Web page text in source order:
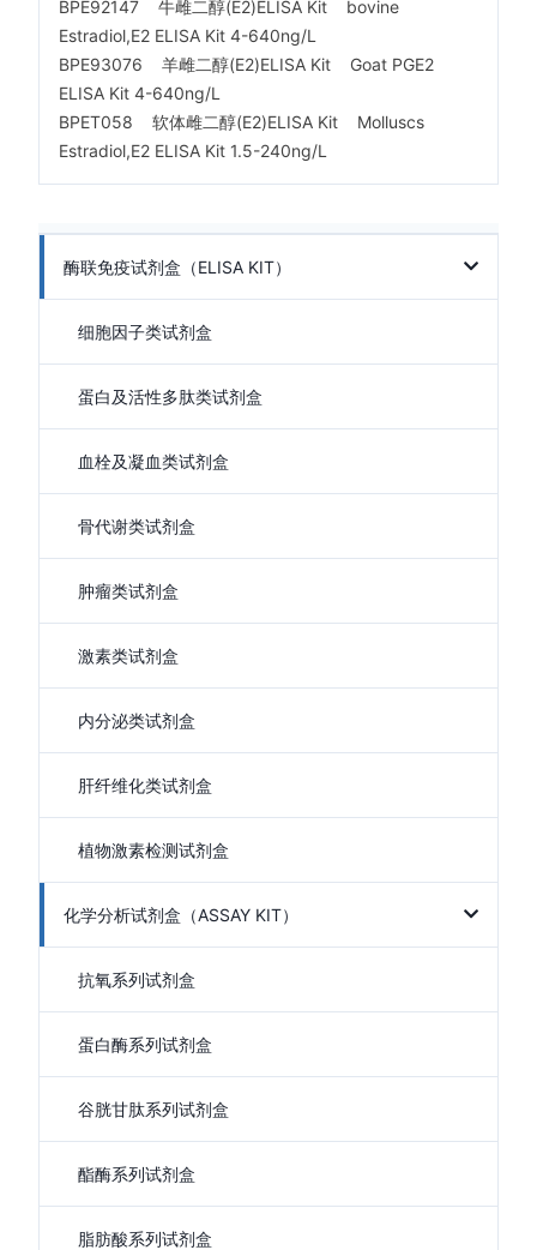
BPE92147 牛雌二醇(E2)ELISA Kit bovine
Estradiol,E2 ELISA Kit 4-640ng/L
BPE93076 羊雌二醇(E2)ELISA Kit Goat PGE2
ELISA Kit 4-640ng/L
BPET058 软体雌二醇(E2)ELISA Kit Molluscs
Estradiol,E2 ELISA Kit 1.5-240ng/L
酶联免疫试剂盒（ELISA KIT）
细胞因子类试剂盒
蛋白及活性多肽类试剂盒
血栓及凝血类试剂盒
骨代谢类试剂盒
肿瘤类试剂盒
激素类试剂盒
内分泌类试剂盒
肝纤维化类试剂盒
植物激素检测试剂盒
化学分析试剂盒（ASSAY KIT）
抗氧系列试剂盒
蛋白酶系列试剂盒
谷胱甘肽系列试剂盒
酯酶系列试剂盒
脂肪酸系列试剂盒